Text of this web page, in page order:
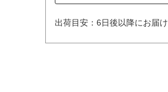
出荷目安：6日後以降にお届け